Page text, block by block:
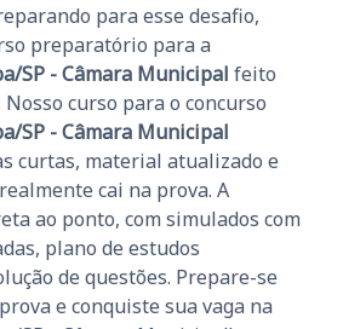
para esse desafio,
preparatório para a
SP - Câmara Municipal feito
curso para o concurso
SP - Câmara Municipal
curtas, material atualizado e
cai na prova. A
ao ponto, com simulados com
plano de estudos
de questões. Prepare-se
e conquiste sua vaga na